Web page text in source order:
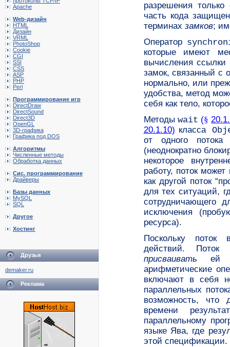
Apache
Web-дизайн
HTML
Дизайн
VRML
PhotoShop
Cookie
CGI
SSI
CSS
ASP
PHP
Perl
Программирование игр
DirectDraw
DirectSound
Direct3D
OpenGL
3D-графика
Графика под DOS
Алгоритмы
Численные методы
Обработка данных
Сис. программирование
Драйверы
Базы данных
MySQL
SQL
Другое
Хостинг
Друзья
demaker.ru
Реклама
разрешения
часть кода
терминах замков;
Оператор
которые имеют
вычисления
замок, связанный с
нормально, или
удобства, метод
себя как тело,
Методы wait (§
20.1.10) класса
от одного
(неоднократно
некоторое
работу, поток может
как другой поток
для тех ситуаций,
сотрудничающего
исключения
ресурса).
Поскольку поток
действий. Поток
присваивать ей
арифметические
включают в себя
параллельных
возможность, что
времени
параллельному
языке Ява, где
этой спецификации.